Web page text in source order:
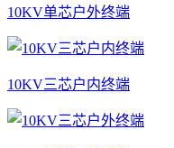
10KV单芯户外终端
10KV三芯户内终端